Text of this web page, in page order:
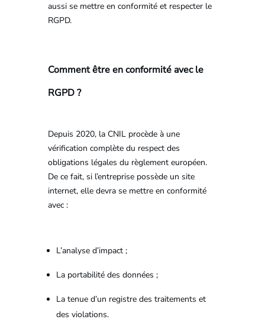
aussi se mettre en conformité et respecter le
RGPD.
Comment être en conformité avec le
RGPD ?
Depuis 2020, la CNIL procède à une
vérification complète du respect des
obligations légales du règlement européen.
De ce fait, si l’entreprise possède un site
internet, elle devra se mettre en conformité
avec :
L’analyse d’impact ;
La portabilité des données ;
La tenue d’un registre des traitements et
des violations.